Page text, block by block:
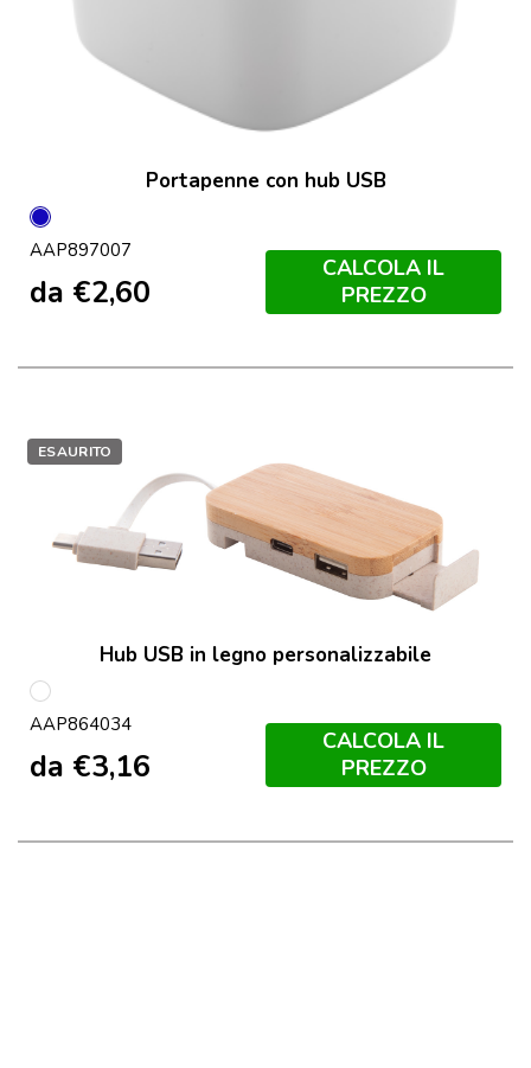
Portapenne con hub USB
Blu
AAP897007
da €2,60
CALCOLA IL
PREZZO
ESAURITO
Hub USB in legno personalizzabile
multicolore
AAP864034
da €3,16
CALCOLA IL
PREZZO